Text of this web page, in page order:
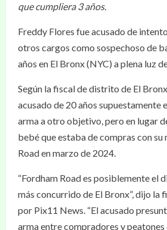
que cumpliera 3 años.
Freddy Flores fue acusado de
otros cargos como sospechoso de
años en El Bronx (NYC) a plena luz
Según la fiscal de distrito de El
acusado de 20 años supuestamente
arma a otro objetivo, pero en lugar
bebé que estaba de compras con su
Road en marzo de 2024.
“Fordham Road es posiblemente el
más concurrido de El Bronx”, dijo la
por Pix11 News. “El acusado
arma entre compradores y